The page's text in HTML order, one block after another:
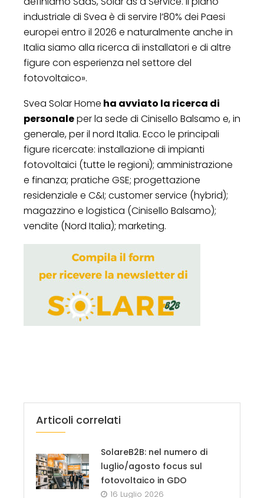
industriale di Svea è di servire l’80% dei Paesi
europei entro il 2026 e naturalmente anche in
Italia siamo alla ricerca di installatori e di altre
figure con esperienza nel settore del
fotovoltaico».
Svea Solar Home ha avviato la ricerca di
personaleper la sede di Cinisello Balsamo e, in
generale, per il nord Italia. Ecco le principali
figure ricercate: installazione di impianti
fotovoltaici (tutte le regioni); amministrazione
e finanza; pratiche GSE; progettazione
residenziale e C&I; customer service (hybrid);
magazzino e logistica (Cinisello Balsamo);
vendite (Nord Italia); marketing.
Articoli correlati
SolareB2B: nel numero di
luglio/agosto focus sul
fotovoltaico in GDO
16 Luglio 2026